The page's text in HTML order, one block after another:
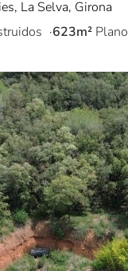
La Selva, Girona
623m² Plano